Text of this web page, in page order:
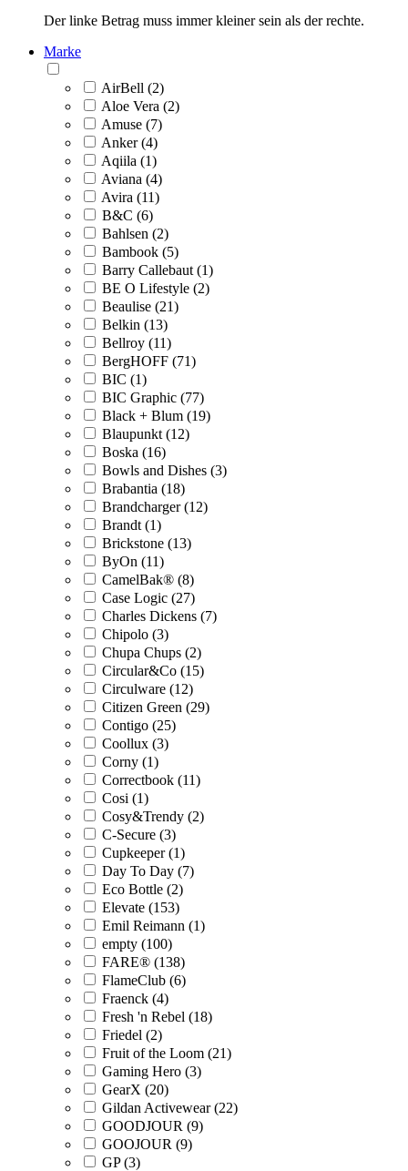
Der linke Betrag muss immer kleiner sein als der rechte.
Marke
AirBell (2)
Aloe Vera (2)
Amuse (7)
Anker (4)
Aqiila (1)
Aviana (4)
Avira (11)
B&C (6)
Bahlsen (2)
Bambook (5)
Barry Callebaut (1)
BE O Lifestyle (2)
Beaulise (21)
Belkin (13)
Bellroy (11)
BergHOFF (71)
BIC (1)
BIC Graphic (77)
Black + Blum (19)
Blaupunkt (12)
Boska (16)
Bowls and Dishes (3)
Brabantia (18)
Brandcharger (12)
Brandt (1)
Brickstone (13)
ByOn (11)
CamelBak® (8)
Case Logic (27)
Charles Dickens (7)
Chipolo (3)
Chupa Chups (2)
Circular&Co (15)
Circulware (12)
Citizen Green (29)
Contigo (25)
Coollux (3)
Corny (1)
Correctbook (11)
Cosi (1)
Cosy&Trendy (2)
C-Secure (3)
Cupkeeper (1)
Day To Day (7)
Eco Bottle (2)
Elevate (153)
Emil Reimann (1)
empty (100)
FARE® (138)
FlameClub (6)
Fraenck (4)
Fresh 'n Rebel (18)
Friedel (2)
Fruit of the Loom (21)
Gaming Hero (3)
GearX (20)
Gildan Activewear (22)
GOODJOUR (9)
GOOJOUR (9)
GP (3)